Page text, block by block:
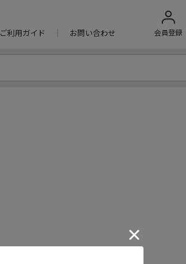
ご利用ガイド お問い合わせ 会員登録